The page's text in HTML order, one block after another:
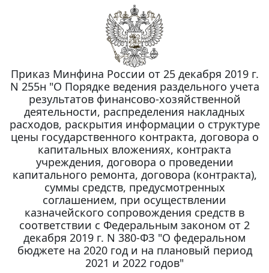
Приказ Минфина России от 25 декабря 2019 г.
N 255н "О Порядке ведения раздельного учета
результатов финансово-хозяйственной
деятельности, распределения накладных
расходов, раскрытия информации о структуре
цены государственного контракта, договора о
капитальных вложениях, контракта
учреждения, договора о проведении
капитального ремонта, договора (контракта),
суммы средств, предусмотренных
соглашением, при осуществлении
казначейского сопровождения средств в
соответствии с Федеральным законом от 2
декабря 2019 г. N 380-ФЗ "О федеральном
бюджете на 2020 год и на плановый период
2021 и 2022 годов"